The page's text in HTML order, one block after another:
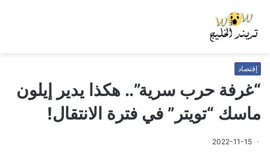
إقتصاد
“غرفة حرب سرية”.. هكذا يدير إيلون
ماسك “تويتر” في فترة الانتقال!
2022-11-15